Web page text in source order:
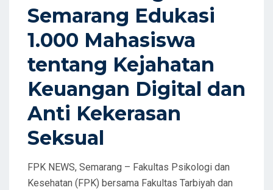
Semarang Edukasi
1.000 Mahasiswa
tentang Kejahatan
Keuangan Digital dan
Anti Kekerasan
Seksual
FPK NEWS, Semarang – Fakultas Psikologi dan
Kesehatan (FPK) bersama Fakultas Tarbiyah dan